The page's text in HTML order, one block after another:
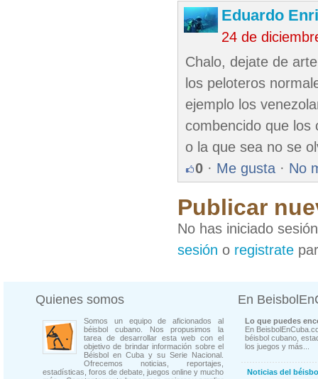
Eduardo
24 de
Chalo, dejate de
los peloteros
ejemplo los
combencido que los
o la que sea no se
0 · Me gusta · No
Publicar
No has iniciado
sesión o registrate
Quienes somos
Somos un equipo de aficionados al
béisbol cubano. Nos propusimos la
tarea de desarrollar esta web con el
objetivo de brindar información sobre el
Béisbol en Cuba y su Serie Nacional.
Ofrecemos noticias, reportajes,
estadísticas, foros de debate, juegos online y mucho
En
Lo que puedes
En
béisbol cubano,
los juegos y más...
Noticias del